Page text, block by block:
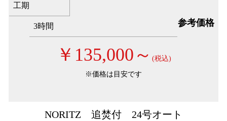
工期
3時間 参考価格
￥135,000～ (税込)
※価格は目安です
NORITZ 追焚付 24号オート